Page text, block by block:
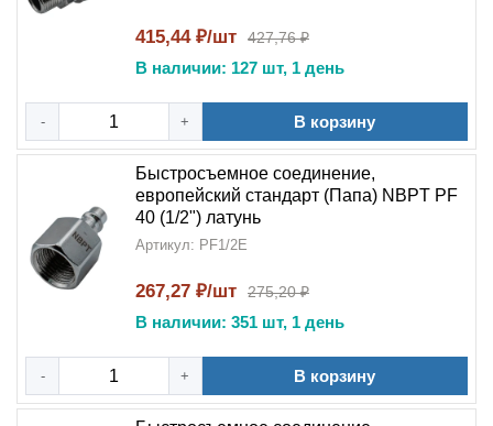
415,44 ₽/шт 427,76 ₽
В наличии: 127 шт, 1 день
- + В корзину
Быстросъемное соединение,
европейский стандарт (Папа) NBPT PF
40 (1/2") латунь
Артикул: PF1/2E
267,27 ₽/шт 275,20 ₽
В наличии: 351 шт, 1 день
- + В корзину